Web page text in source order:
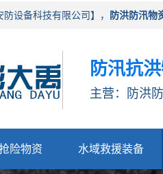
设备科技有限公司】， 防洪防汛物
防汛抗
主营：防洪
险物资 水域救援装备